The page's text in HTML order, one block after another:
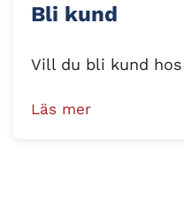
Bli kund
Vill du bli kund hos
Läs mer